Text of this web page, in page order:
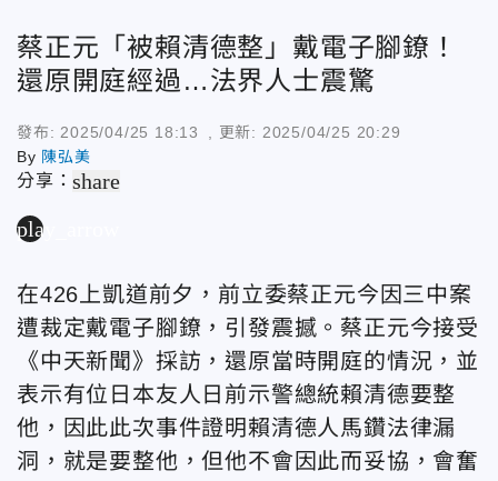
蔡正元「被賴清德整」戴電子腳鐐！
還原開庭經過…法界人士震驚
發布: 2025/04/25 18:13 , 更新: 2025/04/25 20:29
By 陳弘美
分享：share
play_arrow
在426上凱道前夕，前立委蔡正元今因三中案
遭裁定戴電子腳鐐，引發震撼。蔡正元今接受
《中天新聞》採訪，還原當時開庭的情況，並
表示有位日本友人日前示警總統賴清德要整
他，因此此次事件證明賴清德人馬鑽法律漏
洞，就是要整他，但他不會因此而妥協，會奮